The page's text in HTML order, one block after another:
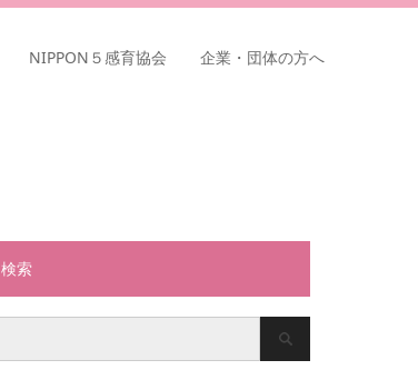
NIPPON５感育協会 企業・団体の方へ
検索